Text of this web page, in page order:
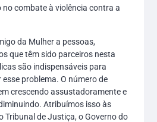
no combate à violência contra a
da Mulher a pessoas,
que têm sido parceiros nesta
são indispensáveis para
problema. O número de
crescendo assustadoramente e
Atribuímos isso às
Tribunal de Justiça, o Governo do